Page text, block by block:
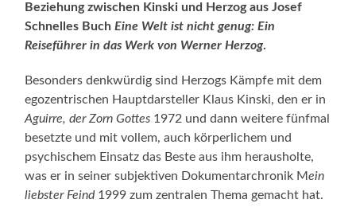
Beziehung zwischen Kinski und Herzog aus Josef
Schnelles BuchEine Welt ist nicht genug: Ein
Reiseführer in das Werk von Werner Herzog.
Besonders denkwürdig sind Herzogs Kämpfe mit dem
egozentrischen Hauptdarsteller Klaus Kinski, den er in
Aguirre, der Zorn Gottes 1972 und dann weitere fünfmal
besetzte und mit vollem, auch körperlichem und
psychischem Einsatz das Beste aus ihm herausholte,
was er in seiner subjektiven Dokumentarchronik Mein
liebster Feind1999 zum zentralen Thema gemacht hat.